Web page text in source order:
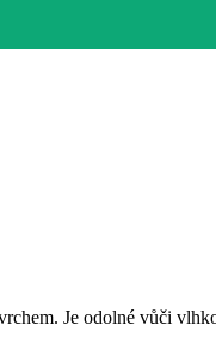
Je odolné vůči